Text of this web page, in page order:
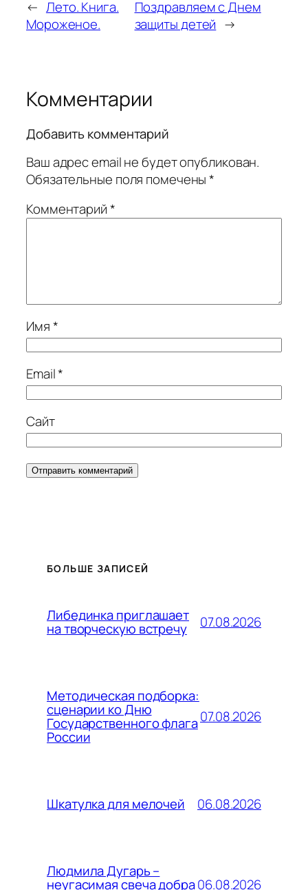
← Лето. Книга.
Мороженое.
Поздравляем с Днем
защиты детей →
Комментарии
Добавить комментарий
Ваш адрес email не будет опубликован.
Обязательные поля помечены*
Комментарий*
Имя*
Email*
Сайт
БОЛЬШЕ ЗАПИСЕЙ
Либединка приглашает
на творческую встречу 07.08.2026
Методическая подборка:
сценарии ко Дню
Государственного флага
России
07.08.2026
Шкатулка для мелочей 06.08.2026
Людмила Дугарь –
неугасимая свеча добра06.08.2026